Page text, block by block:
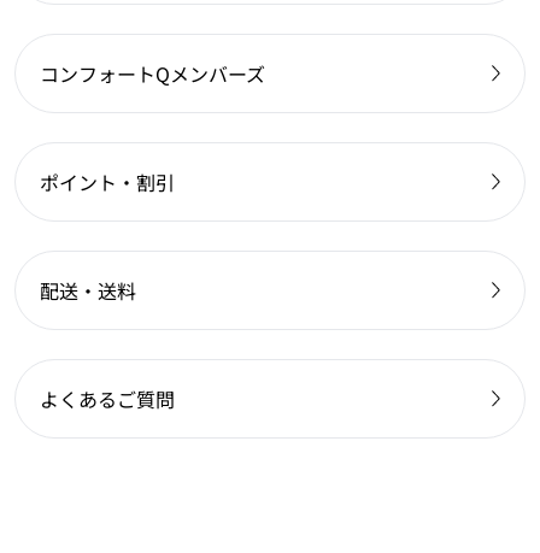
コンフォートQメンバーズ
ポイント・割引
配送・送料
よくあるご質問